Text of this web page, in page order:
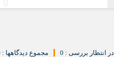
مجموع دیدگاهها : 0 در انتظار بررسی : 0